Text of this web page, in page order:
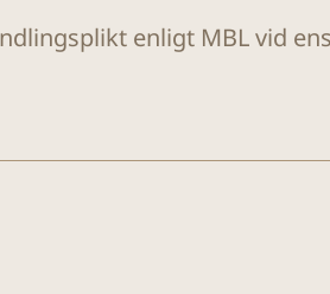
enligt MBL vid